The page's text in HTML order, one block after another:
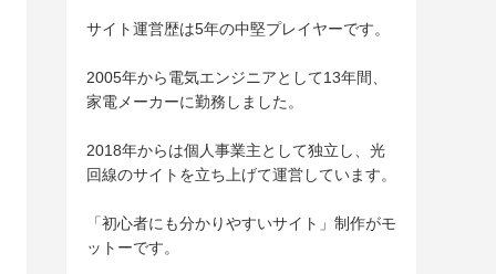
サイト運営歴は5年の中堅プレイヤーです。
2005年から電気エンジニアとして13年間、
家電メーカーに勤務しました。
2018年からは個人事業主として独立し、光
回線のサイトを立ち上げて運営しています。
「初心者にも分かりやすいサイト」制作がモ
ットーです。